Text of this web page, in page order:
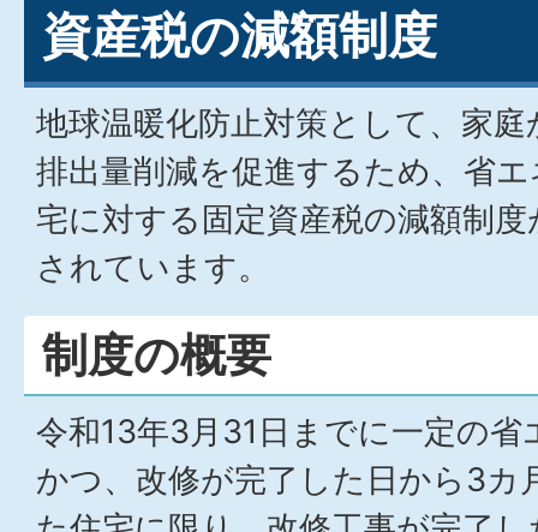
資産税の減額制度
地球温暖化防止対策として、家
排出量削減を促進するため、省
宅に対する固定資産税の減額制
されています。
制度の概要
令和13年3月31日までに一定の省
かつ、改修が完了した日から3カ